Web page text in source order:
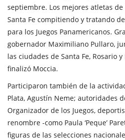
septiembre. Los mejores atletas
Santa Fe compitiendo y tratando
para los Juegos Panamericanos.
gobernador Maximiliano Pullaro,
las ciudades de Santa Fe, Rosario
finalizó Moccia.
Participaron también de la
Plata, Agustín Neme; autoridades
Organizador de los Juegos,
renombre -como Paula ‘Peque’
figuras de las selecciones